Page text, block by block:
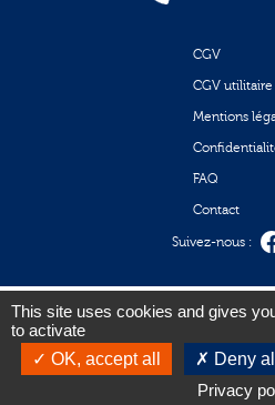
CGV
CGV utilitaire
Mentions
FAQ
Contact
Suivez-nous :
Copyright ©
Mode de
Réalisé, hébergé et
This site uses cookies and gives
to activate
OK, accept all
Deny
Privacy